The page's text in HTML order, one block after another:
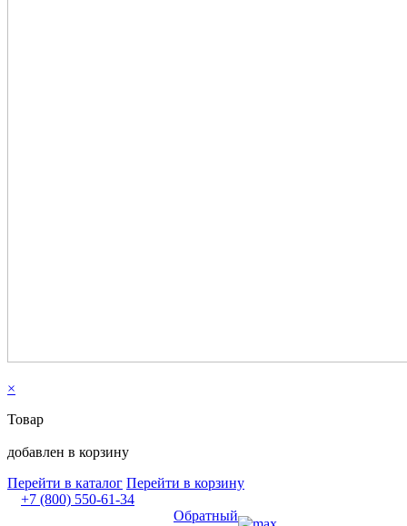
×
Товар
добавлен в корзину
Перейти в каталог Перейти в корзину
+7 (800) 550-61-34
Обратный